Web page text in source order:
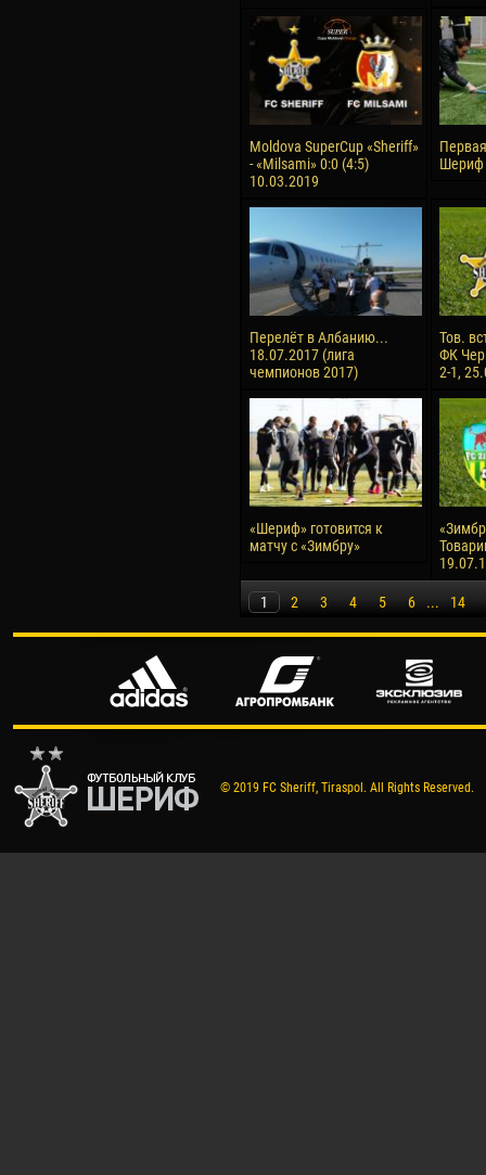
Moldova SuperCup «Sheriff»
- «Milsami» 0:0 (4:5)
10.03.2019
Шериф
Перелёт в Албанию...
18.07.2017 (лига
чемпионов 2017)
Тов.
ФК
2-1,
«Шериф» готовится к
матчу с «Зимбру»
1 2 3 4 5 6 ... 14
© 2019 FC Sheriff, Tiraspol. All Rights Reserved.